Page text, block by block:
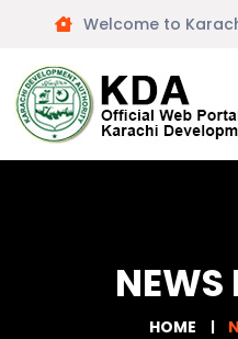
Welcome to
NEWS
HOME